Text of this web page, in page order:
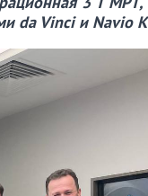
da Vinci и Navio